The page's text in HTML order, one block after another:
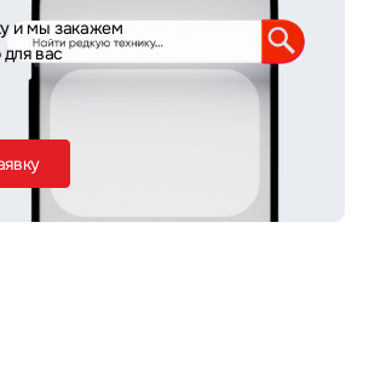
и мы закажем
для вас